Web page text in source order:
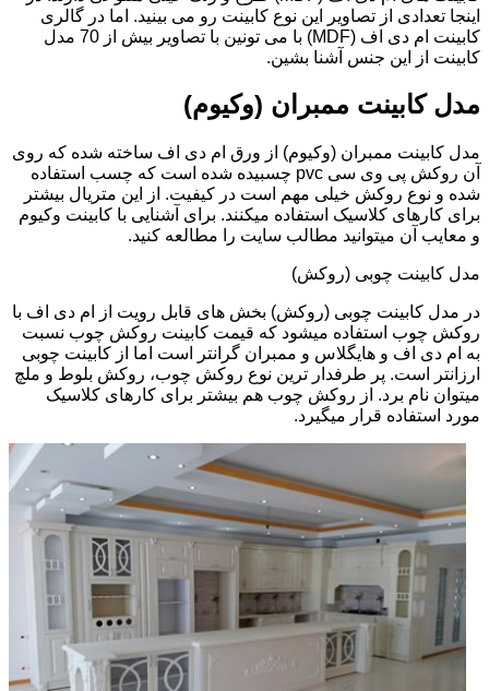
اینجا تعدادی از تصاویر این نوع کابینت رو می بینید. اما در گالری
کابینت ام دی اف (MDF) با می تونین با تصاویر بیش از 70 مدل
کابینت از این جنس آشنا بشین.
مدل کابینت ممبران (وکیوم)
مدل کابینت ممبران (وکیوم) از ورق ام دی اف ساخته شده که روی
آن روکش پی وی سی pvc چسبیده شده است که چسب استفاده
شده و نوع روکش خیلی مهم است در کیفیت. از این متریال بیشتر
برای کارهای کلاسیک استفاده میکنند. برای آشنایی با کابینت وکیوم
و معایب آن میتوانید مطالب سایت را مطالعه کنید.
مدل کابینت چوبی (روکش)
در مدل کابینت چوبی (روکش) بخش های قابل رویت از ام دی اف با
روکش چوب استفاده میشود که قیمت کابینت روکش چوب نسبت
به ام دی اف و هایگلاس و ممبران گرانتر است اما از کابینت چوبی
ارزانتر است. پر طرفدار ترین نوع روکش چوب، روکش بلوط و ملچ
میتوان نام برد. از روکش چوب هم بیشتر برای کارهای کلاسیک
مورد استفاده قرار میگیرد.